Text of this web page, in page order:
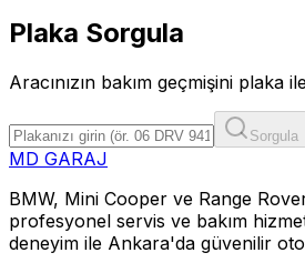
Plaka Sorgula
Aracınızın bakım geçmişini plaka
Sorgula
MD GARAJ
BMW, Mini Cooper ve Range
profesyonel servis ve bakım
deneyim ile Ankara'da güvenilir